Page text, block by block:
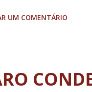
UM COMENTÁRIO